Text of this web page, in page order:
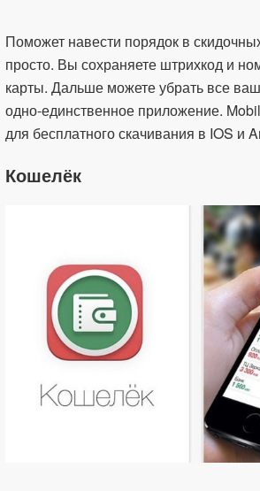
Поможет навести порядок в
просто. Вы сохраняете штрихкод и
карты. Дальше можете убрать все
одно-единственное приложение.
для бесплатного скачивания в IOS и
Кошелёк